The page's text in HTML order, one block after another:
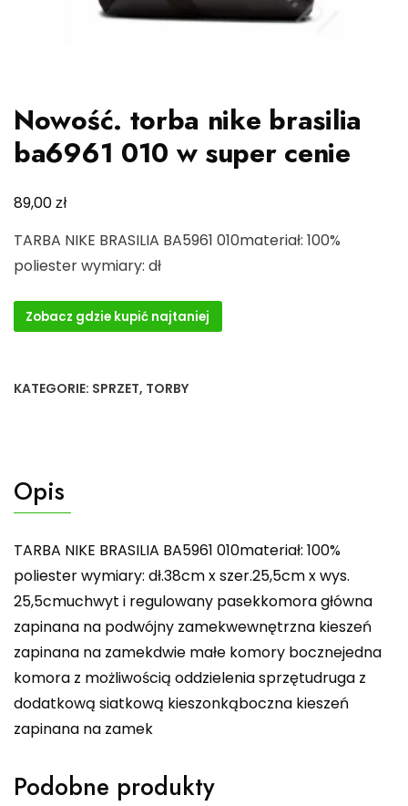
Nowość. torba nike brasilia
ba6961 010 w super cenie
89,00zł
TARBA NIKE BRASILIA BA5961 010materiał: 100%
poliester wymiary: dł
Zobacz gdzie kupić najtaniej
KATEGORIE: SPRZET, TORBY
Opis
TARBA NIKE BRASILIA BA5961 010materiał: 100%
poliester wymiary: dł.38cm x szer.25,5cm x wys.
25,5cmuchwyt i regulowany pasekkomora główna
zapinana na podwójny zamekwewnętrzna kieszeń
zapinana na zamekdwie małe komory bocznejedna
komora z możliwością oddzielenia sprzętudruga z
dodatkową siatkową kieszonkąboczna kieszeń
zapinana na zamek
Podobne produkty